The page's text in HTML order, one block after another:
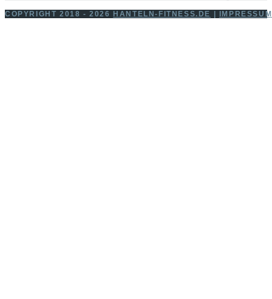
COPYRIGHT 2018 - 2026 HANTELN-FITNESS.DE | IMPRESSUM